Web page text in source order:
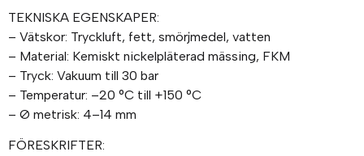
TEKNISKA EGENSKAPER:
– Vätskor: Tryckluft, fett, smörjmedel, vatten
– Material: Kemiskt nickelpläterad mässing, FKM
– Tryck: Vakuum till 30 bar
– Temperatur: –20 °C till +150 °C
– Ø metrisk: 4–14 mm
FÖRESKRIFTER: